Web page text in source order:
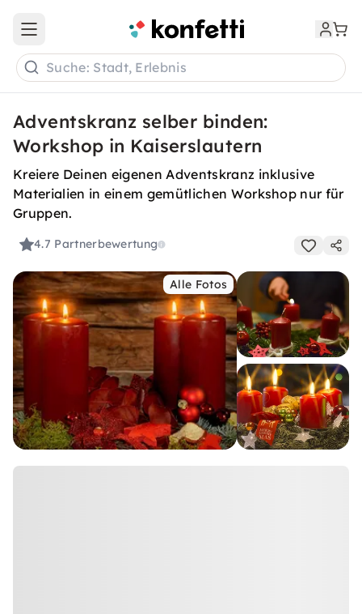
Open main menu
Suche: Stadt, Erlebnis
Adventskranz selber binden:
Workshop in Kaiserslautern
Kreiere Deinen eigenen Adventskranz inklusive
Materialien in einem gemütlichen Workshop nur für
Gruppen.
4.7 Partnerbewertung
Alle Fotos